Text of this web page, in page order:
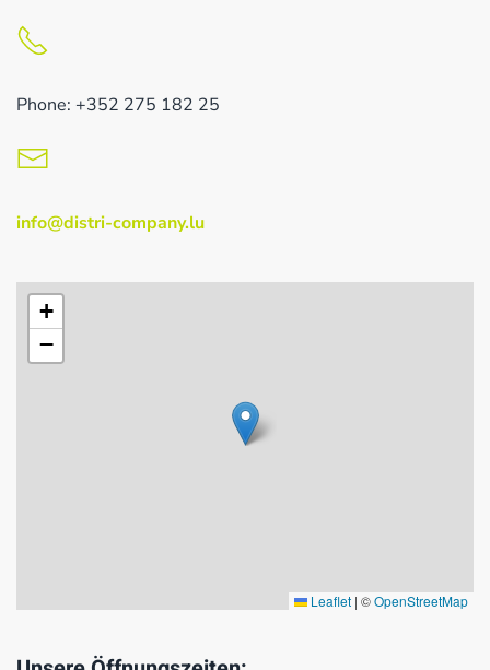
Phone: +352 275 182 25
info@distri-company.lu
+
−
Leaflet | ©OpenStreetMap